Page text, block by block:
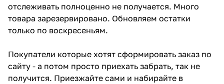
отслеживать полноценно не получается. Много
товара зарезервировано. Обновляем остатки
только по воскресеньям.
Покупатели которые хотят сформировать заказ по
сайту - а потом просто приехать забрать, так не
получится. Приезжайте сами и набирайте в